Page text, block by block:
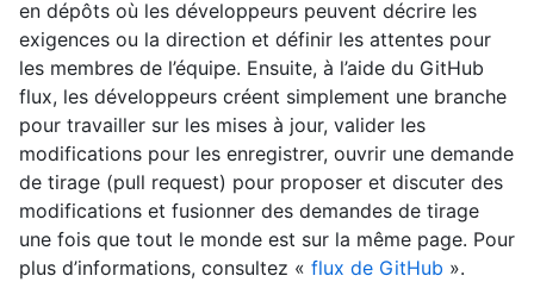
en dépôts où les développeurs peuvent décrire les
exigences ou la direction et définir les attentes pour
les membres de l’équipe. Ensuite, à l’aide du GitHub
flux, les développeurs créent simplement une branche
pour travailler sur les mises à jour, valider les
modifications pour les enregistrer, ouvrir une demande
de tirage (pull request) pour proposer et discuter des
modifications et fusionner des demandes de tirage
une fois que tout le monde est sur la même page. Pour
plus d’informations, consultez « flux de GitHub ».